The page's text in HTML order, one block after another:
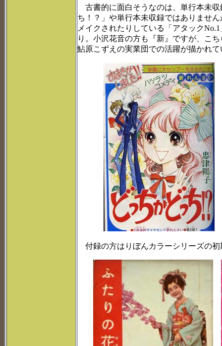
古書的に面白そうなのは、単行本未
ち！？」や単行本未収録ではありませ
メイクされたりしている「アタック
り。小沢花音の方も『新』ですが、こ
鮎原こずえの実業団での活躍が描かれて
付録の方はりぼんカラーシリーズの初